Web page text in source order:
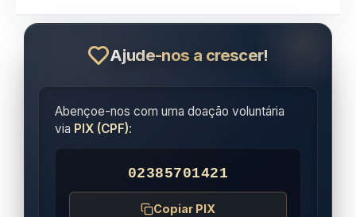
Ajude-nos a crescer!
Abençoe-nos com uma doação voluntária
via PIX (CPF):
02385701421
Copiar PIX